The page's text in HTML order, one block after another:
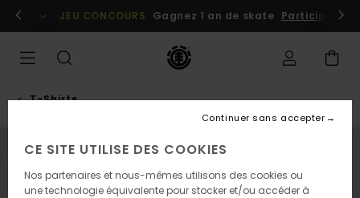
l'information
Se connecter / s'inscrire
JEU CONCOURS Gagnez 1 an de skate Participez
T-Shirts
NOUVEAUTÉ
CE SITE UTILISE DES COOKIES
Nos partenaires et nous-mêmes utilisons des cookies ou
une technologie équivalente pour stocker et/ou accéder à
Continuer sans accepter